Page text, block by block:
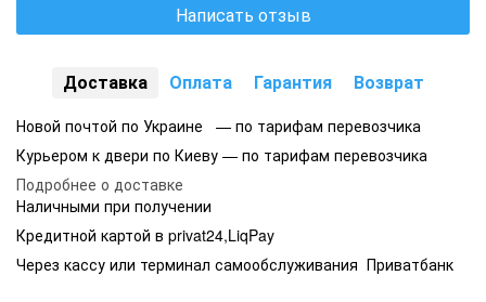
Написать отзыв
Доставка Оплата Гарантия Возврат
Новой почтой по Украине — по тарифам перевозчика
Курьером к двери по Киеву — по тарифам перевозчика
Подробнее о доставке
Наличными при получении
Кредитной картой в privat24,LiqPay
Через кассу или терминал самообслуживания Приватбанк